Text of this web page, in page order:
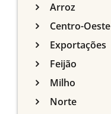
Arroz
Centro-Oeste
Exportações
Feijão
Milho
Norte